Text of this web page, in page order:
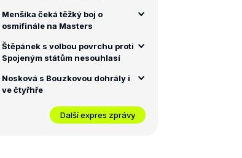
Menšíka čeká těžký boj o
osmifinále na Masters
Štěpánek s volbou povrchu proti
Spojeným státům nesouhlasí
Nosková s Bouzkovou dohrály i
ve čtyřhře
Další expres zprávy